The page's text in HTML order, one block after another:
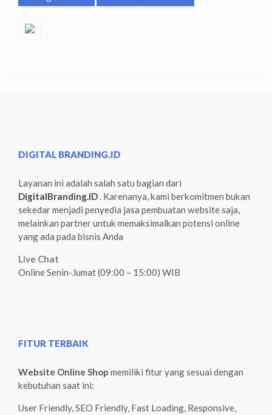
DIGITAL BRANDING.ID
Layanan ini adalah salah satu bagian dari
DigitalBranding.ID. Karenanya, kami berkomitmen bukan
sekedar menjadi penyedia jasa pembuatan website saja,
melainkan partner untuk memaksimalkan potensi online
yang ada pada bisnis Anda
Live Chat
Online Senin-Jumat (09:00 – 15:00) WIB
FITUR TERBAIK
Website Online Shop memiliki fitur yang sesuai dengan
kebutuhan saat ini:
User Friendly, SEO Friendly, Fast Loading, Responsive,